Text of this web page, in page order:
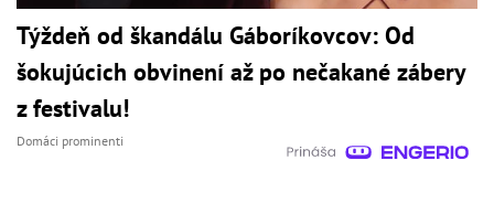
Týždeň od škandálu Gáboríkovcov: Od
šokujúcich obvinení až po nečakané zábery
z festivalu!
Domáci prominenti